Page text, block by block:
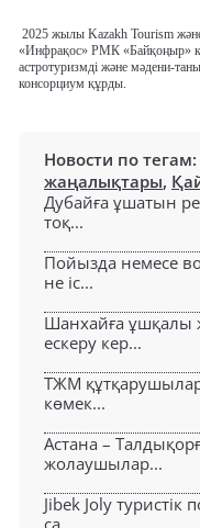
2025 жылы Kazakh Tourism
«Инфрақос» РМК «Байқоңыр»
астротуризмді және мәдени-
консорциум құрды.
Новости по тегам:
жаңалықтары,
Дубайға ұшатын
тоқ...
Пойызда немесе
не іс...
Шанхайға ұшқалы
ескеру кер...
ТЖМ
көмек...
Астана –
жолаушылар...
Jibek Joly